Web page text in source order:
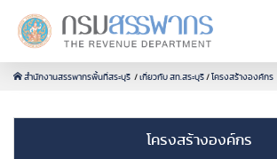
สำนักงานสรรพากรพื้นที่สระบุรี เกี่ยวกับ สท.สระบุรี โครงสร้างองค์กร
โครงสร้างองค์กร